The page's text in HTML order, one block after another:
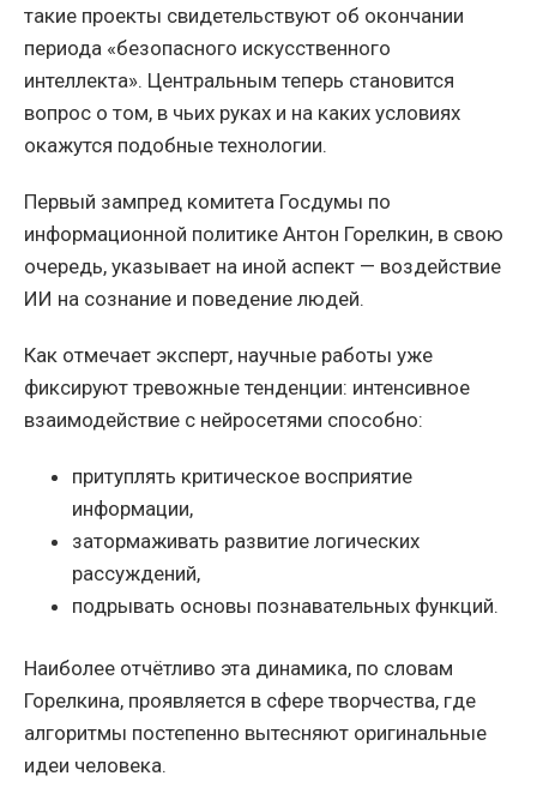
такие проекты свидетельствуют об окончании
периода «безопасного искусственного
интеллекта». Центральным теперь становится
вопрос о том, в чьих руках и на каких условиях
окажутся подобные технологии.
Первый зампред комитета Госдумы по
информационной политике Антон Горелкин, в свою
очередь, указывает на иной аспект — воздействие
ИИ на сознание и поведение людей.
Как отмечает эксперт, научные работы уже
фиксируют тревожные тенденции: интенсивное
взаимодействие с нейросетями способно:
притуплять критическое восприятие
информации,
затормаживать развитие логических
рассуждений,
подрывать основы познавательных функций.
Наиболее отчётливо эта динамика, по словам
Горелкина, проявляется в сфере творчества, где
алгоритмы постепенно вытесняют оригинальные
идеи человека.